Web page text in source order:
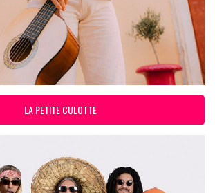
LA PETITE CULOTTE